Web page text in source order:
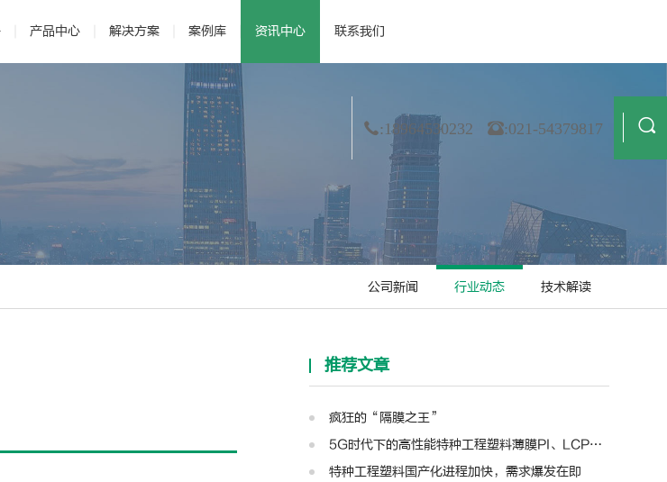
· 研发与专利
产品中心 解决方案
· 新材料
案例库 资讯中心 联系我们
:18964530232 :021-54379817
公司新闻 行业动态 技术解读
推荐文章
疯狂的“隔膜之王”
5G时代下的高性能特种工程塑料薄膜PI、LCP、PTFE、PPS、PEEK、PEN
特种工程塑料国产化进程加快，需求爆发在即